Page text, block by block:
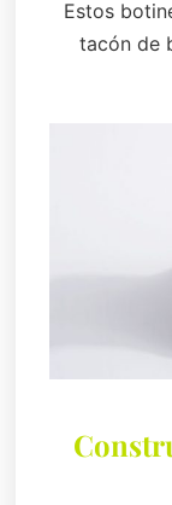
Estos
tacón de